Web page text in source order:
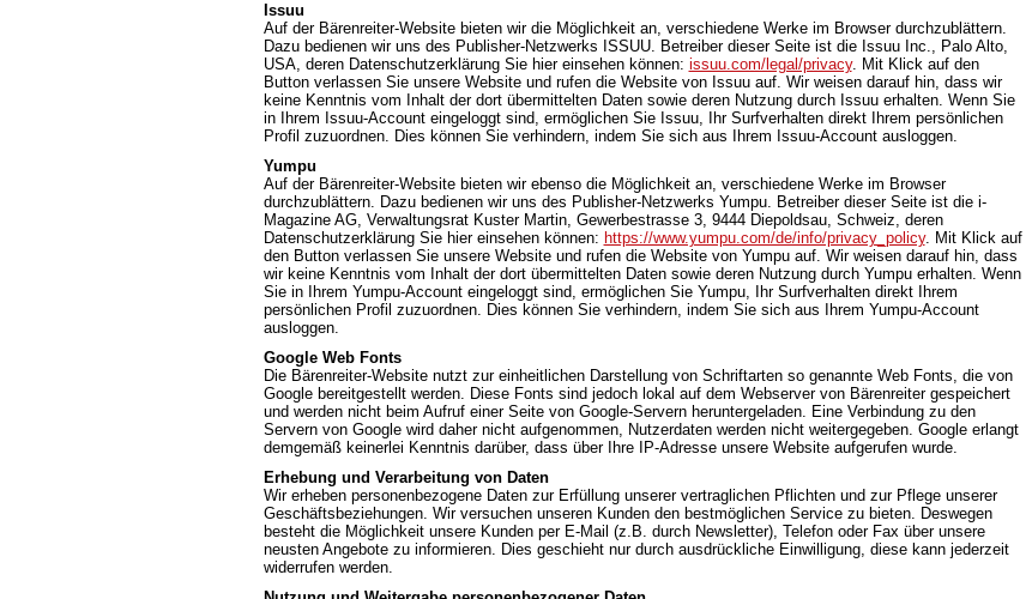
Issuu
Auf der Bärenreiter-Website bieten wir die Möglichkeit an, verschiedene Werke im Browser durchzublättern.
Dazu bedienen wir uns des Publisher-Netzwerks ISSUU. Betreiber dieser Seite ist die Issuu Inc., Palo Alto,
USA, deren Datenschutzerklärung Sie hier einsehen können: issuu.com/legal/privacy. Mit Klick auf den
Button verlassen Sie unsere Website und rufen die Website von Issuu auf. Wir weisen darauf hin, dass wir
keine Kenntnis vom Inhalt der dort übermittelten Daten sowie deren Nutzung durch Issuu erhalten. Wenn Sie
in Ihrem Issuu-Account eingeloggt sind, ermöglichen Sie Issuu, Ihr Surfverhalten direkt Ihrem persönlichen
Profil zuzuordnen. Dies können Sie verhindern, indem Sie sich aus Ihrem Issuu-Account ausloggen.
Yumpu
Auf der Bärenreiter-Website bieten wir ebenso die Möglichkeit an, verschiedene Werke im Browser
durchzublättern. Dazu bedienen wir uns des Publisher-Netzwerks Yumpu. Betreiber dieser Seite ist die i-
Magazine AG, Verwaltungsrat Kuster Martin, Gewerbestrasse 3, 9444 Diepoldsau, Schweiz, deren
Datenschutzerklärung Sie hier einsehen können: https://www.yumpu.com/de/info/privacy_policy. Mit Klick auf
den Button verlassen Sie unsere Website und rufen die Website von Yumpu auf. Wir weisen darauf hin, dass
wir keine Kenntnis vom Inhalt der dort übermittelten Daten sowie deren Nutzung durch Yumpu erhalten. Wenn
Sie in Ihrem Yumpu-Account eingeloggt sind, ermöglichen Sie Yumpu, Ihr Surfverhalten direkt Ihrem
persönlichen Profil zuzuordnen. Dies können Sie verhindern, indem Sie sich aus Ihrem Yumpu-Account
ausloggen.
Google Web Fonts
Die Bärenreiter-Website nutzt zur einheitlichen Darstellung von Schriftarten so genannte Web Fonts, die von
Google bereitgestellt werden. Diese Fonts sind jedoch lokal auf dem Webserver von Bärenreiter gespeichert
und werden nicht beim Aufruf einer Seite von Google-Servern heruntergeladen. Eine Verbindung zu den
Servern von Google wird daher nicht aufgenommen, Nutzerdaten werden nicht weitergegeben. Google erlangt
demgemäß keinerlei Kenntnis darüber, dass über Ihre IP-Adresse unsere Website aufgerufen wurde.
Erhebung und Verarbeitung von Daten
Wir erheben personenbezogene Daten zur Erfüllung unserer vertraglichen Pflichten und zur Pflege unserer
Geschäftsbeziehungen. Wir versuchen unseren Kunden den bestmöglichen Service zu bieten. Deswegen
besteht die Möglichkeit unsere Kunden per E-Mail (z.B. durch Newsletter), Telefon oder Fax über unsere
neusten Angebote zu informieren. Dies geschieht nur durch ausdrückliche Einwilligung, diese kann jederzeit
widerrufen werden.